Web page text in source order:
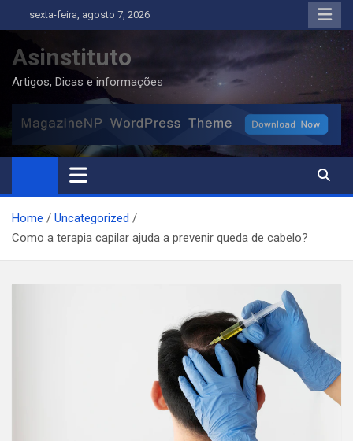
to
content
sexta-feira, agosto 7, 2026
Asinstituto
Artigos, Dicas e informações
Home
Uncategorized
Como a terapia capilar ajuda a prevenir queda de cabelo?